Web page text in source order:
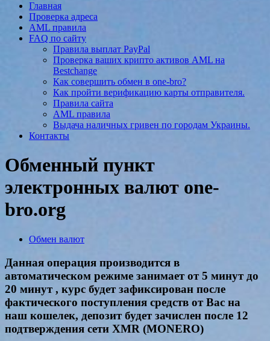
Главная
Проверка адреса
AML правила
FAQ по сайту
Правила выплат PayPal
Проверка ваших крипто активов AML на
Bestchange
Как совершить обмен в one-bro?
Как пройти верификацию карты отправителя.
Правила сайта
AML правила
Выдача наличных гривен по городам Украины.
Контакты
Обменный пункт
электронных валют one-
bro.org
Обмен валют
Данная операция производится в
автоматическом режиме занимает от 5 минут до
20 минут , курс будет зафиксирован после
фактического поступления средств от Вас на
наш кошелек, депозит будет зачислен после 12
подтверждения сети XMR (MONERO)